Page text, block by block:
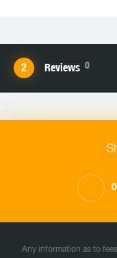
Reviews 0
0
Any information as to